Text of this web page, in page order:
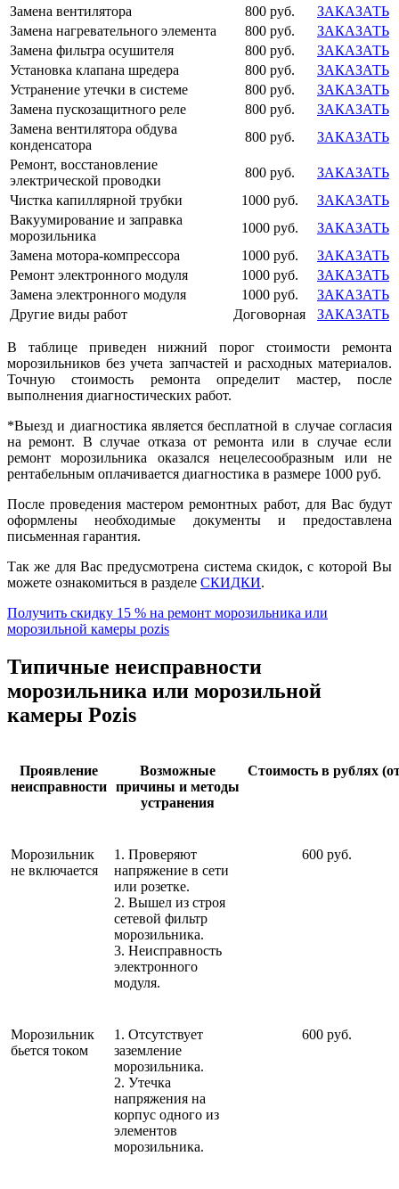
Замена вентилятора 800 руб.
ЗАКАЗАТЬ
Замена нагревательного элемента
800 руб.
ЗАКАЗАТЬ
Замена фильтра осушителя
800 руб.
ЗАКАЗАТЬ
Установка клапана шредера
800 руб.
ЗАКАЗАТЬ
Устранение утечки в системе
800 руб.
ЗАКАЗАТЬ
Замена пускозащитного реле
800 руб.
ЗАКАЗАТЬ
Замена вентилятора обдува
конденсатора
800 руб.
ЗАКАЗАТЬ
Ремонт, восстановление
электрической проводки
800 руб.
ЗАКАЗАТЬ
Чистка капиллярной трубки
1000 руб.
ЗАКАЗАТЬ
Вакуумирование и заправка
морозильника
1000 руб.
ЗАКАЗАТЬ
Замена мотора-компрессора
1000 руб.
ЗАКАЗАТЬ
Ремонт электронного модуля
1000 руб.
ЗАКАЗАТЬ
Замена электронного модуля
1000 руб.
ЗАКАЗАТЬ
Другие виды работ
Договорная ЗАКАЗАТЬ
В таблице приведен нижний порог стоимости ремонта
морозильников без учета запчастей и расходных материалов.
Точную стоимость ремонта определит мастер, после
выполнения диагностических работ.
*Выезд и диагностика является бесплатной в случае согласия
на ремонт. В случае отказа от ремонта или в случае если
ремонт морозильника оказался нецелесообразным или не
рентабельным оплачивается диагностика в размере 1000 руб.
После проведения мастером ремонтных работ, для Вас будут
оформлены необходимые документы и предоставлена
письменная гарантия.
Так же для Вас предусмотрена система скидок, с которой Вы
можете ознакомиться в разделе СКИДКИ.
Получить скидку 15 % на ремонт морозильника или
морозильной камеры pozis
Типичные неисправности
морозильника или морозильной
камеры Pozis
Проявление
неисправности
Возможные
причины и методы
устранения
Стоимость в рублях
Морозильник
не включается
1. Проверяют
напряжение в сети
или розетке.
2. Вышел из строя
сетевой фильтр
морозильника.
3. Неисправность
электронного
модуля.
600 руб.
Морозильник
бьется током
1. Отсутствует
заземление
морозильника.
2. Утечка
напряжения на
корпус одного из
элементов
морозильника.
600 руб.